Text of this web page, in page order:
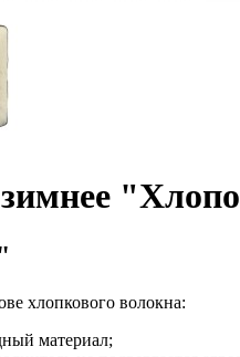
зимнее
хлопкового волокна:
материал;